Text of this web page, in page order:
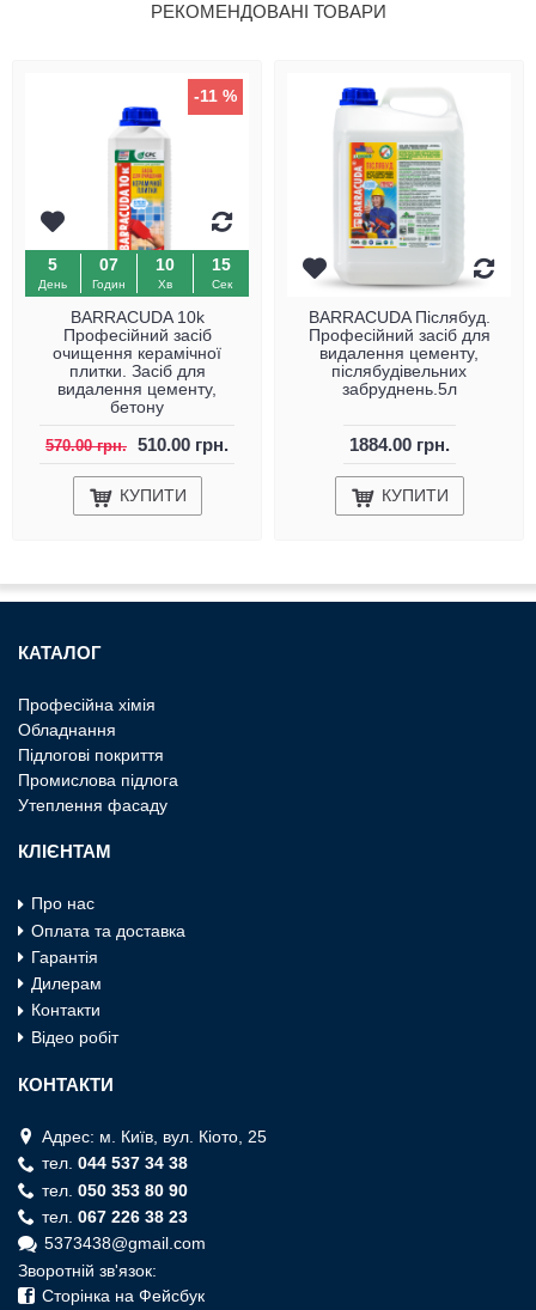
РЕКОМЕНДОВАНІ ТОВАРИ
-11 %
5
День
07
Годин
10
Хв
15
Сек
BARRACUDA 10k
Професійний засіб
очищення керамічної
плитки. Засіб для
видалення цементу,
бетону
570.00 грн. 510.00 грн.
КУПИТИ
BARRACUDA Післябуд.
Професійний засіб для
видалення цементу,
післябудівельних
забруднень.5л
1884.00 грн.
КУПИТИ
КАТАЛОГ
Професiйна хiмiя
Обладнання
Пiдлоговi покриття
Промислова пiдлога
Утеплення фасаду
КЛІЄНТАМ
Про нас
Оплата та доставка
Гарантія
Дилерам
Контакти
Відео робіт
КОНТАКТИ
Адрес: м. Київ, вул. Кiото, 25
тел. 044 537 34 38
тел. 050 353 80 90
тел. 067 226 38 23
5373438@gmail.com
Зворотній зв'язок:
Сторінка на Фейсбук